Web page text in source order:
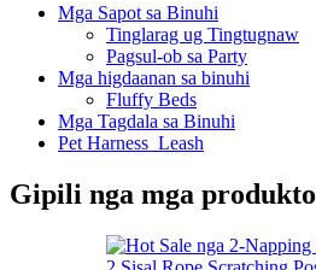
Mga Sapot sa Binuhi
Tinglarag ug Tingtugnaw
Pagsul-ob sa Party
Mga higdaanan sa binuhi
Fluffy Beds
Mga Tagdala sa Binuhi
Pet Harness_Leash
Gipili nga mga produkto